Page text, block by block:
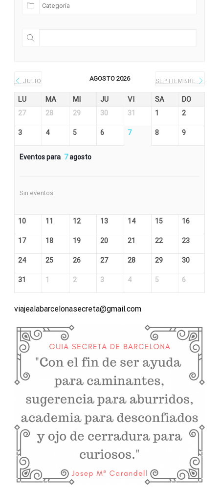
JULIO AGOSTO 2026 SEPTIEMBRE
LU MA MI JU VI SA DO
27 28 29 30 31 1 2
3 4 5 6 7 8 9
Eventos para 7agosto
Sin eventos
10 11 12 13 14 15 16
17 18 19 20 21 22 23
24 25 26 27 28 29 30
31 1 2 3 4 5 6
viajealabarcelonasecreta@gmail.com